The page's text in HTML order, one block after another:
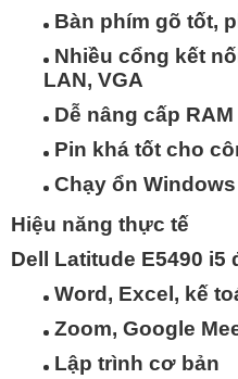
Bàn phím gõ tốt,
Nhiều cổng kết
LAN, VGA
Dễ nâng cấp RAM
Pin khá tốt cho
Chạy ổn
Hiệu năng thực tế
Dell Latitude E5490 i5
Word, Excel, kế
Zoom, Google
Lập trình cơ bản